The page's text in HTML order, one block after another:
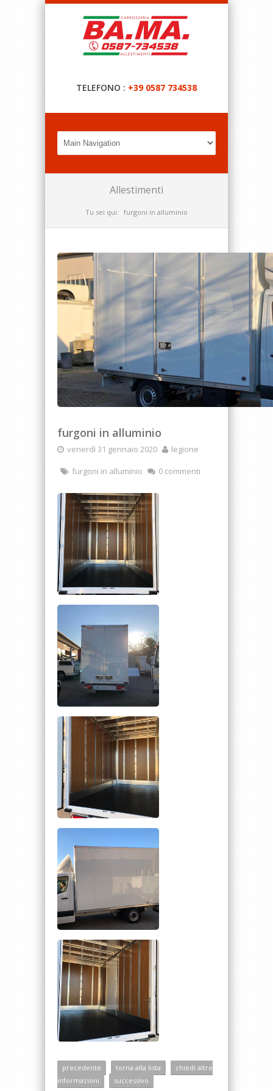
TELEFONO : +39 0587 734538
Allestimenti
Tu sei qui: furgoni in alluminio
furgoni in alluminio
venerdì 31 gennaio 2020
legione
furgoni in alluminio
0 commenti
precedente torna alla lista
chiedi altre
informazioni
successivo